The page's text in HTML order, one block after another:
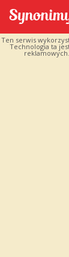
Ten serwis
Technologia ta